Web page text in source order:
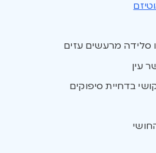
סלידה מרעשים עזים
עין
בדחיית סיפוקים